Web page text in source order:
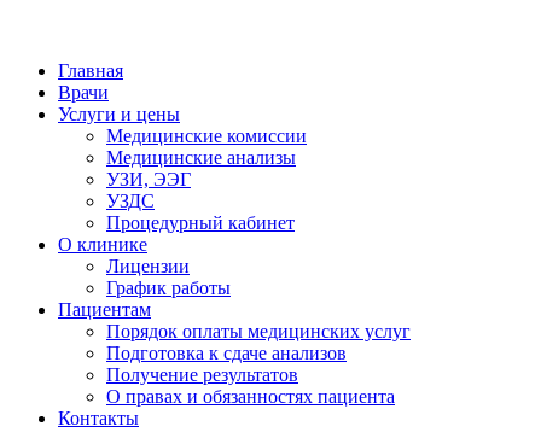
Главная
Врачи
Услуги и цены
Медицинские комиссии
Медицинские анализы
УЗИ, ЭЭГ
УЗДС
Процедурный кабинет
О клинике
Лицензии
График работы
Пациентам
Порядок оплаты медицинских услуг
Подготовка к сдаче анализов
Получение результатов
О правах и обязанностях пациента
Контакты